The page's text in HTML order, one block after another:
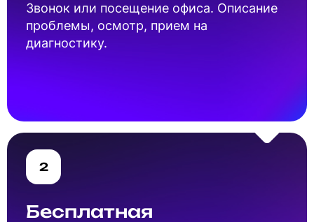
Звонок или посещение офиса. Описание
проблемы, осмотр, прием на
диагностику.
2
Бесплатная